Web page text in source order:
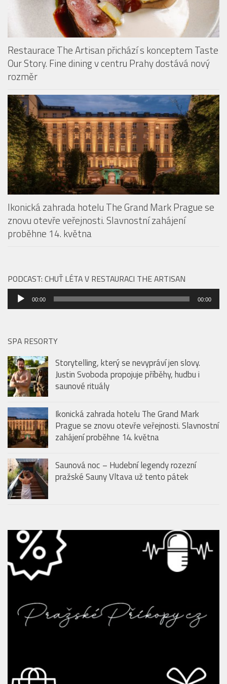
Restaurace The Artisan přichází s konceptem Taste
Our Story. Fine dining v centru Prahy dostává nový
rozměr
Ikonická zahrada hotelu The Grand Mark Prague se
znovu otevře veřejnosti. Slavnostní zahájení
proběhne 14. května
PODCAST: CHUŤ LÉTA V RESTAURACI THE ARTISAN
Audio
přehrávač
00:00 00:00
SPA RESORTY
Storytelling, který se nevypráví jen slovy.
Justin Svoboda propojuje příběhy, hudbu i
saunové rituály
Ikonická zahrada hotelu The Grand Mark
Prague se znovu otevře veřejnosti. Slavnostní
zahájení proběhne 14. května
Saunová noc – Hudební legendy rozezní
pražské Sauny Vltava už tento pátek